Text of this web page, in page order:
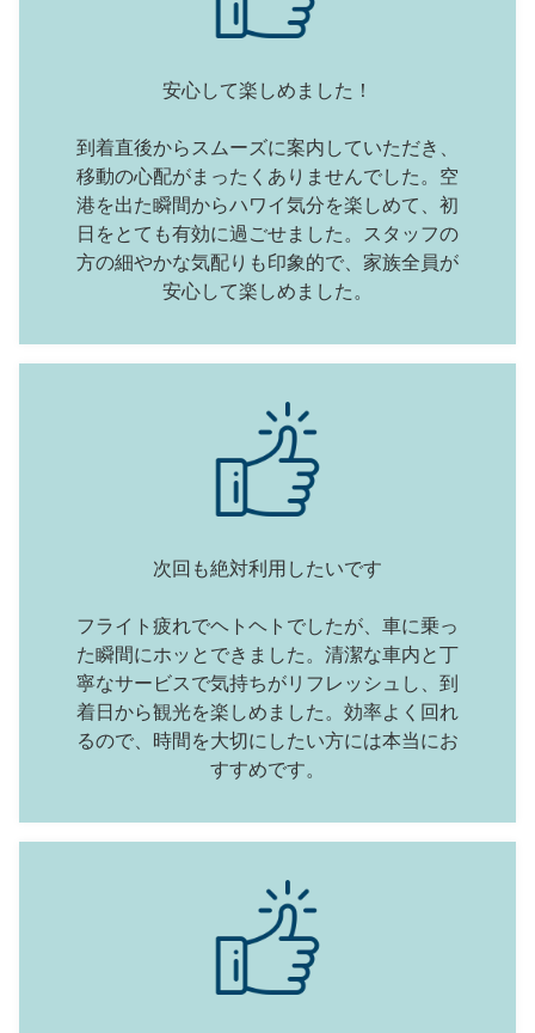
安心して楽しめました！
到着直後からスムーズに案内していただき、
移動の心配がまったくありませんでした。空
港を出た瞬間からハワイ気分を楽しめて、初
日をとても有効に過ごせました。スタッフの
方の細やかな気配りも印象的で、家族全員が
次回も絶対利用したいです
フライト疲れでヘトヘトでしたが、車に乗っ
た瞬間にホッとできました。清潔な車内と丁
寧なサービスで気持ちがリフレッシュし、到
着日から観光を楽しめました。効率よく回れ
るので、時間を大切にしたい方には本当にお